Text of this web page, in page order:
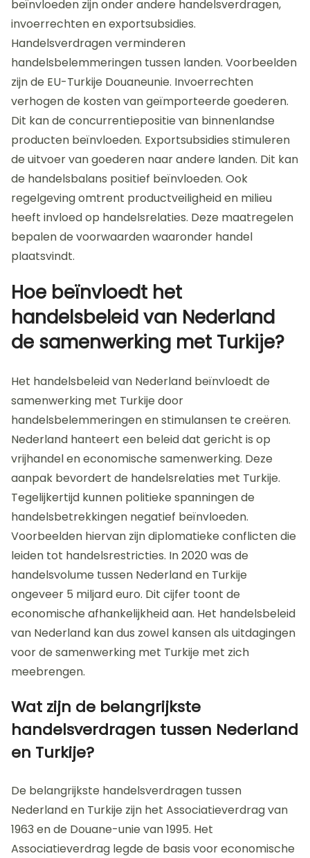
beïnvloeden zijn onder andere handelsverdragen,
invoerrechten en exportsubsidies.
Handelsverdragen verminderen
handelsbelemmeringen tussen landen. Voorbeelden
zijn de EU-Turkije Douaneunie. Invoerrechten
verhogen de kosten van geïmporteerde goederen.
Dit kan de concurrentiepositie van binnenlandse
producten beïnvloeden. Exportsubsidies stimuleren
de uitvoer van goederen naar andere landen. Dit kan
de handelsbalans positief beïnvloeden. Ook
regelgeving omtrent productveiligheid en milieu
heeft invloed op handelsrelaties. Deze maatregelen
bepalen de voorwaarden waaronder handel
plaatsvindt.
Hoe beïnvloedt het
handelsbeleid van Nederland
de samenwerking met Turkije?
Het handelsbeleid van Nederland beïnvloedt de
samenwerking met Turkije door
handelsbelemmeringen en stimulansen te creëren.
Nederland hanteert een beleid dat gericht is op
vrijhandel en economische samenwerking. Deze
aanpak bevordert de handelsrelaties met Turkije.
Tegelijkertijd kunnen politieke spanningen de
handelsbetrekkingen negatief beïnvloeden.
Voorbeelden hiervan zijn diplomatieke conflicten die
leiden tot handelsrestricties. In 2020 was de
handelsvolume tussen Nederland en Turkije
ongeveer 5 miljard euro. Dit cijfer toont de
economische afhankelijkheid aan. Het handelsbeleid
van Nederland kan dus zowel kansen als uitdagingen
voor de samenwerking met Turkije met zich
meebrengen.
Wat zijn de belangrijkste
handelsverdragen tussen Nederland
en Turkije?
De belangrijkste handelsverdragen tussen
Nederland en Turkije zijn het Associatieverdrag van
1963 en de Douane-unie van 1995. Het
Associatieverdrag legde de basis voor economische